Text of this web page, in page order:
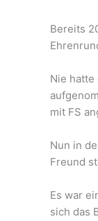
Bereits
Nie
mit FS
Nun in
Freund
Es war
sich das